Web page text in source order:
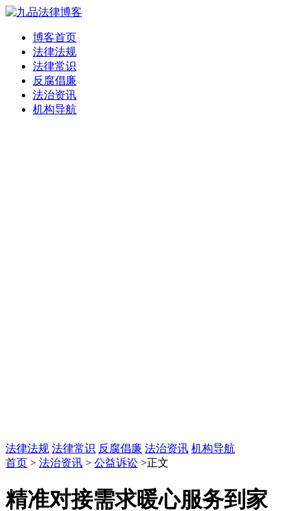
博客首页
法律法规
法律常识
反腐倡廉
法治资讯
机构导航
法律法规 法律常识 反腐倡廉 法治资讯 机构导航
首页 > 法治资讯 > 公益诉讼 >正文
精准对接需求暖心服务到家